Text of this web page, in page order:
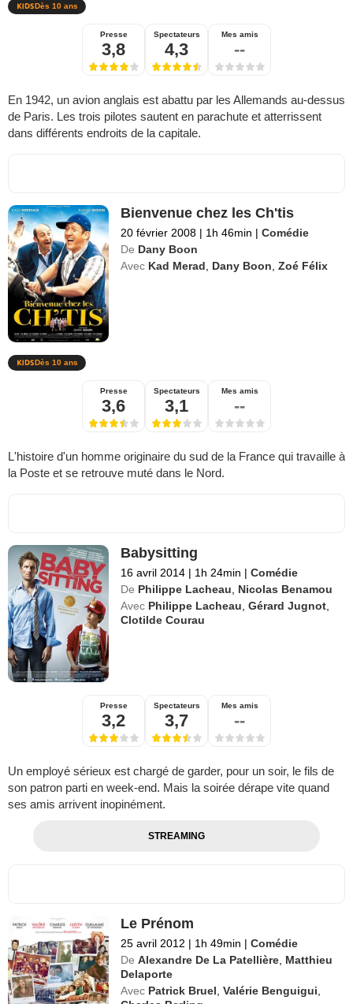
Dès 10 ans
Presse
3,8
Spectateurs
4,3
Mes amis
--
En 1942, un avion anglais est abattu par les Allemands au-dessus
de Paris. Les trois pilotes sautent en parachute et atterrissent
dans différents endroits de la capitale.
Bienvenue chez les Ch'tis
20 février 2008 | 1h 46min | Comédie
De Dany Boon
Avec Kad Merad Dany Boon ,Zoé Félix
Dès 10 ans
Presse
3,6
Spectateurs
3,1
Mes amis
--
L'histoire d'un homme originaire du sud de la France qui travaille à
la Poste et se retrouve muté dans le Nord.
Babysitting
16 avril 2014 | 1h 24min | Comédie
De Philippe Lacheau
Nicolas Benamou
Avec Philippe Lacheau ,Gérard Jugnot
Clotilde Courau
Presse
3,2
Spectateurs
3,7
Mes amis
--
Un employé sérieux est chargé de garder, pour un soir, le fils de
son patron parti en week-end. Mais la soirée dérape vite quand
ses amis arrivent inopinément.
STREAMING
Le Prénom
25 avril 2012 | 1h 49min | Comédie
De Alexandre De La Patellière Matthieu
Delaporte
Avec Patrick Bruel ,Valérie Benguigui